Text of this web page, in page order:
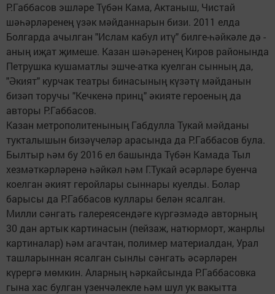
Р.Габбасов эшләре Түбән Кама, Актаныш, Чистай
шәһәрләренең үзәк мәйданнарын бизи. 2011 елда
Болгарда ачылган "Ислам кабул итү" билге-һәйкәле дә -
аның иҗат җимеше. Казан шәһәренең Киров районында
Петрушка кушаматлы эшче-атка куелган сынның да,
"Әкият" курчак театры бинасының күзәтү мәйданын
бизәп торучы "Кечкенә принц" әкияте героеның да
авторы Р.Габбасов.
Казан метрополитенының Габдулла Тукай мәйданы
тукталышын бизәүчеләр арасында да Р.Габбасов була.
Былтыр һәм бу 2016 ел башында Түбән Камада Тыл
хезмәткәрләренә һәйкәл һәм Г.Тукай әсәрләре буенча
коелган әкият геройлары сыннары куелды. Болар
барысы да Р.Габбасов куллары белән ясалган.
Милли сәнгать галереясендәге күргәзмәдә авторның
30 дан артык картинасын (пейзаж, натюрморт, жанрлы
картиналар) һәм агачтан, полимер материалдан, Урал
ташларыннан ясалган сынлы сәнгать әсәрләрен
күрергә мөмкин. Аларның һәркайсында Р.Габбасовка
гына хас булган үзенчәлекле һәм шул ук вакытта